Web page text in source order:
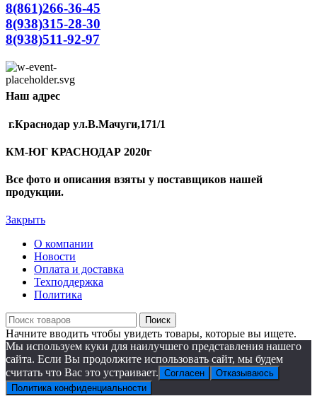
8(861)266-36-45
8(938)315-28-30
8(938)511-92-97
Наш адрес
г.Краснодар ул.В.Мачуги,171/1
КМ-ЮГ КРАСНОДАР 2020г
Все фото и описания взяты у поставщиков нашей
продукции.
Закрыть
О компании
Новости
Оплата и доставка
Техподдержка
Политика
Поиск
Начните вводить чтобы увидеть товары, которые вы ищете.
Мы используем куки для наилучшего представления нашего
сайта. Если Вы продолжите использовать сайт, мы будем
считать что Вас это устраивает. Согласен
Отказываюсь
Политика конфиденциальности